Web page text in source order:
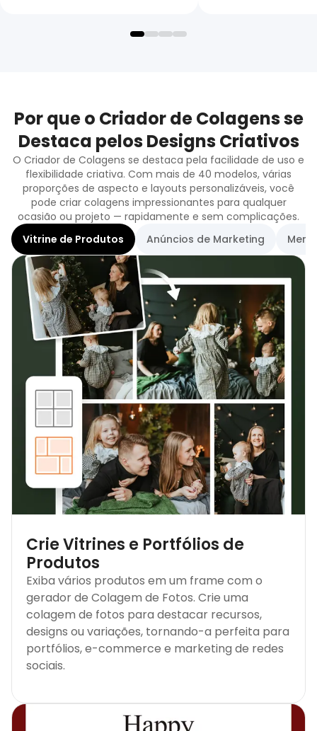
Por que o Criador de Colagens se
Destaca pelos Designs Criativos
O Criador de Colagens se destaca pela facilidade de uso e
flexibilidade criativa. Com mais de 40 modelos, várias
proporções de aspecto e layouts personalizáveis, você
pode criar colagens impressionantes para qualquer
ocasião ou projeto — rapidamente e sem complicações.
Vitrine de Produtos
Anúncios de Marketing
Crie Vitrines e Portfólios de
Produtos
Exiba vários produtos em um frame com o
gerador de Colagem de Fotos. Crie uma
colagem de fotos para destacar recursos,
designs ou variações, tornando-a perfeita para
portfólios, e-commerce e marketing de redes
sociais.